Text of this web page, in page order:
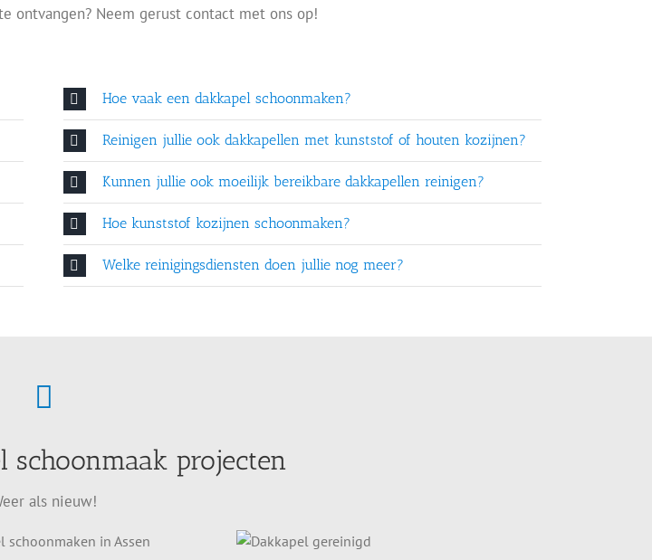
ontvangen? Neem gerust contact met ons op!
Hoe vaak een dakkapel schoonmaken?
Reinigen jullie ook dakkapellen met kunststof of houten kozijnen?
Kunnen jullie ook moeilijk bereikbare dakkapellen reinigen?
Hoe kunststof kozijnen schoonmaken?
Welke reinigingsdiensten doen jullie nog meer?
schoonmaak projecten
als nieuw!